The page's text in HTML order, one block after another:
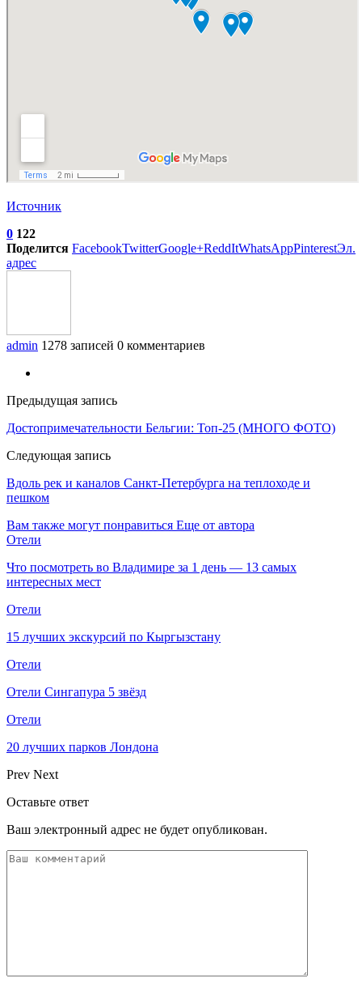
Источник
0 122
Поделится FacebookTwitterGoogle+ReddItWhatsAppPinterestЭл.
адрес
admin 1278 записей 0 комментариев
Предыдущая запись
Достопримечательности Бельгии: Топ-25 (МНОГО ФОТО)
Следующая запись
Вдоль рек и каналов Санкт-Петербурга на теплоходе и
пешком
Вам также могут понравиться Еще от автора
Отели
Что посмотреть во Владимире за 1 день — 13 самых
интересных мест
Отели
15 лучших экскурсий по Кыргызстану
Отели
Отели Сингапура 5 звёзд
Отели
20 лучших парков Лондона
Prev Next
Оставьте ответ
Ваш электронный адрес не будет опубликован.